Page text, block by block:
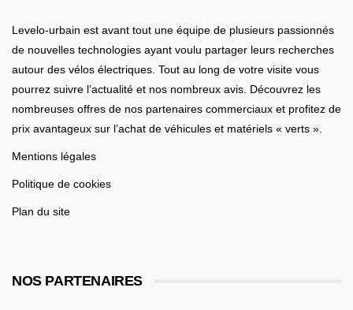
Levelo-urbain est avant tout une équipe de plusieurs passionnés
de nouvelles technologies ayant voulu partager leurs recherches
autour des vélos électriques. Tout au long de votre visite vous
pourrez suivre l’actualité et nos nombreux avis. Découvrez les
nombreuses offres de nos partenaires commerciaux et profitez de
prix avantageux sur l’achat de véhicules et matériels « verts ».
Mentions légales
Politique de cookies
Plan du site
NOS PARTENAIRES